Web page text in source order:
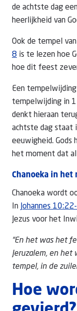
de achtste dag
heerlijkheid van
Ook de tempel
8 is te lezen hoe
hoe dit feest
Een tempelwijding
tempelwijding in 1
denkt hieraan
achtste dag staat
eeuwigheid. Gods
het moment dat
Chanoeka in
Chanoeka wordt
In Johannes
Jezus voor het
“En het was het
Jeruzalem, en het
tempel, in de
Hoe